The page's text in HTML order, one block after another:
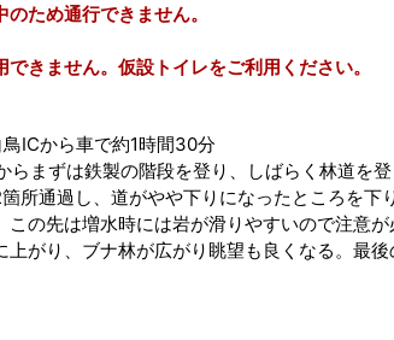
ため通行できません。
きません。仮設トイレをご利用ください。
ICから車で約1時間30分
まずは鉄製の階段を登り、しばらく林道を登
所通過し、道がやや下りになったところを下
の先は増水時には岩が滑りやすいので注意が
がり、ブナ林が広がり眺望も良くなる。最後